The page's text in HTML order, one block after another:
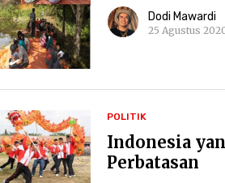
Dodi Mawardi
25 Agustus
POLITIK
Indonesia
Perbatasan